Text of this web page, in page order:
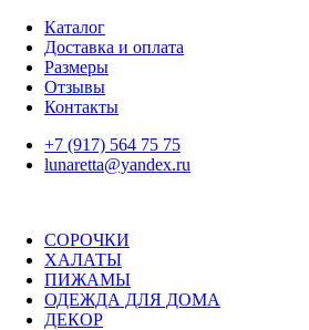
Skip
content
Каталог
Доставка и оплата
Размеры
Отзывы
Контакты
+7 (917) 564 75 75
lunaretta@yandex.ru
СОРОЧКИ
ХАЛАТЫ
ПИЖАМЫ
ОДЕЖДА ДЛЯ ДОМА
ДЕКОР